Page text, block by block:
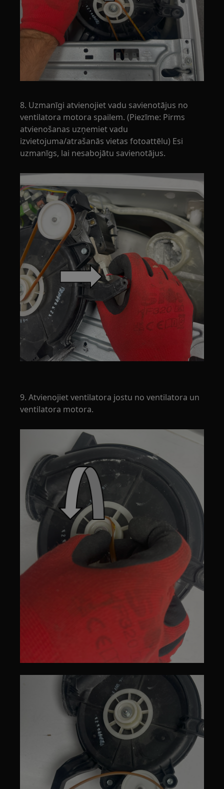
8. Uzmanīgi atvienojiet vadu savienotājus no
ventilatora motora spailem. (Piezīme: Pirms
atvienošanas uzņemiet vadu
izvietojuma/atrašanās vietas fotoattēlu) Esi
uzmanīgs, lai nesabojātu savienotājus.
9. Atvienojiet ventilatora jostu no ventilatora un
ventilatora motora.